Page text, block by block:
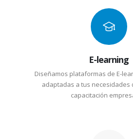
E-learning
Diseñamos plataformas de E-
adaptadas a tus necesidades
capacitación